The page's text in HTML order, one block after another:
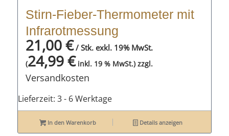
Stirn-Fieber-Thermometer mit
Infrarotmessung
21,00€/ Stk. exkl. 19% MwSt.
(24,99€inkl. 19 % MwSt.) zzgl.
Versandkosten
Lieferzeit: 3 - 6 Werktage
In den Warenkorb Details anzeigen